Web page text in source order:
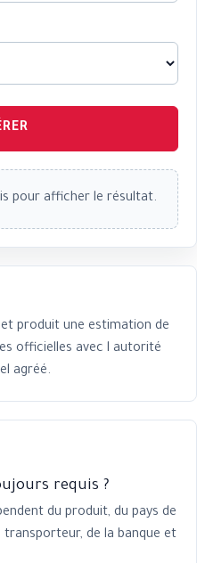
pour afficher le résultat.
produit une estimation de
officielles avec l autorité
agréé.
requis ?
du produit, du pays de
de la banque et